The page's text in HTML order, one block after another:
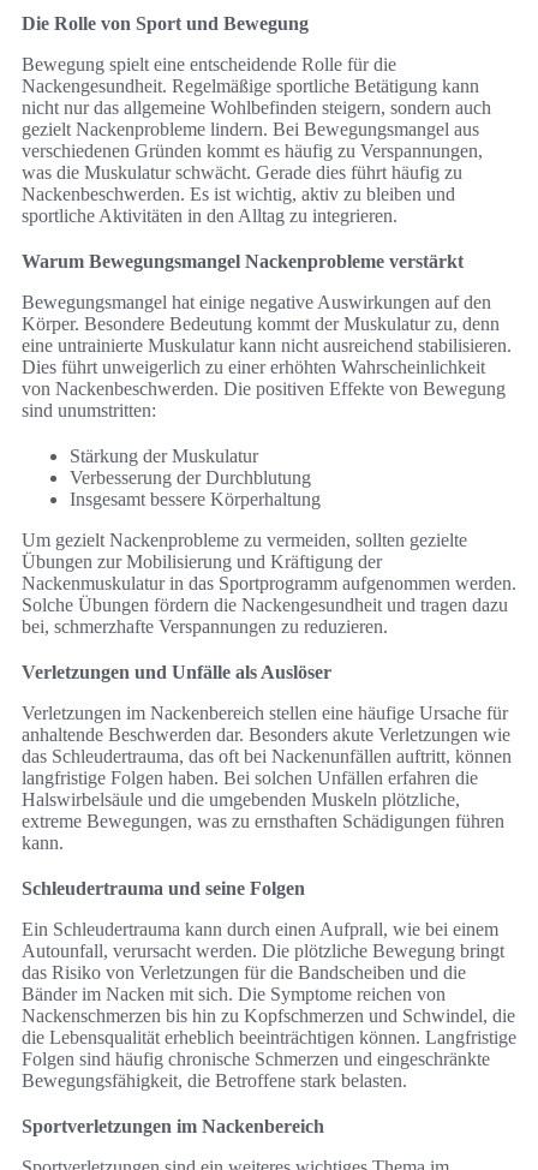
Die Rolle von Sport und Bewegung
Bewegung spielt eine entscheidende Rolle für die
Nackengesundheit. Regelmäßige sportliche Betätigung kann
nicht nur das allgemeine Wohlbefinden steigern, sondern auch
gezielt Nackenprobleme lindern. Bei Bewegungsmangel aus
verschiedenen Gründen kommt es häufig zu Verspannungen,
was die Muskulatur schwächt. Gerade dies führt häufig zu
Nackenbeschwerden. Es ist wichtig, aktiv zu bleiben und
sportliche Aktivitäten in den Alltag zu integrieren.
Warum Bewegungsmangel Nackenprobleme verstärkt
Bewegungsmangel hat einige negative Auswirkungen auf den
Körper. Besondere Bedeutung kommt der Muskulatur zu, denn
eine untrainierte Muskulatur kann nicht ausreichend stabilisieren.
Dies führt unweigerlich zu einer erhöhten Wahrscheinlichkeit
von Nackenbeschwerden. Die positiven Effekte von Bewegung
sind unumstritten:
Stärkung der Muskulatur
Verbesserung der Durchblutung
Insgesamt bessere Körperhaltung
Um gezielt Nackenprobleme zu vermeiden, sollten gezielte
Übungen zur Mobilisierung und Kräftigung der
Nackenmuskulatur in das Sportprogramm aufgenommen werden.
Solche Übungen fördern die Nackengesundheit und tragen dazu
bei, schmerzhafte Verspannungen zu reduzieren.
Verletzungen und Unfälle als Auslöser
Verletzungen im Nackenbereich stellen eine häufige Ursache für
anhaltende Beschwerden dar. Besonders akute Verletzungen wie
das Schleudertrauma, das oft bei Nackenunfällen auftritt, können
langfristige Folgen haben. Bei solchen Unfällen erfahren die
Halswirbelsäule und die umgebenden Muskeln plötzliche,
extreme Bewegungen, was zu ernsthaften Schädigungen führen
kann.
Schleudertrauma und seine Folgen
Ein Schleudertrauma kann durch einen Aufprall, wie bei einem
Autounfall, verursacht werden. Die plötzliche Bewegung bringt
das Risiko von Verletzungen für die Bandscheiben und die
Bänder im Nacken mit sich. Die Symptome reichen von
Nackenschmerzen bis hin zu Kopfschmerzen und Schwindel, die
die Lebensqualität erheblich beeinträchtigen können. Langfristige
Folgen sind häufig chronische Schmerzen und eingeschränkte
Bewegungsfähigkeit, die Betroffene stark belasten.
Sportverletzungen im Nackenbereich